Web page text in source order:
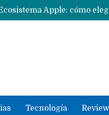
dice que más ex
Tecnología